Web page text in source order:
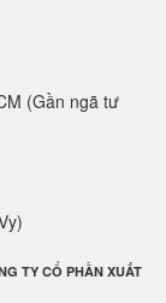
(Gần ngã tư
TY CỔ PHẦN XUẤT